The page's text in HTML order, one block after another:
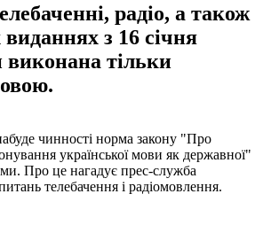
радіо, а також
з 16 січня
виконана тільки
чинності норма закону "Про
української мови як державної"
Про це нагадує прес-служба
телебачення і радіомовлення.